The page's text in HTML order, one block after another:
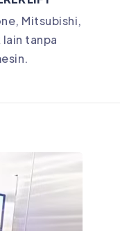
Mitsubishi,
tanpa